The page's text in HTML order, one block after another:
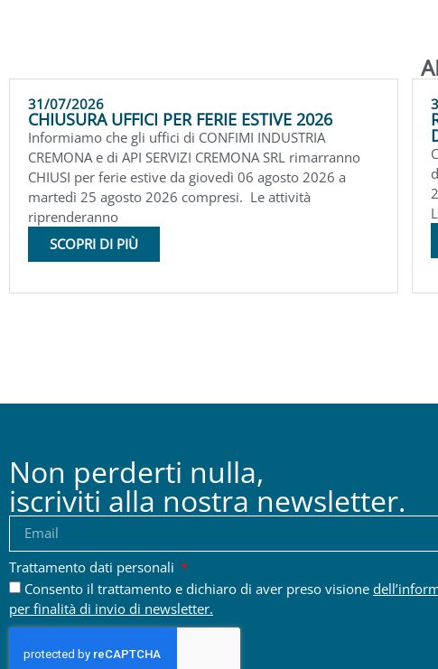
31/07/2026
CHIUSURA UFFICI PER FERIE ESTIVE 2026
Informiamo che gli uffici di CONFIMI INDUSTRIA
CREMONA e di API SERVIZI CREMONA SRL rimarranno
CHIUSI per ferie estive da giovedì 06 agosto 2026 a
martedì 25 agosto 2026 compresi. Le attività
riprenderanno
SCOPRI DI PIÙ
Non perderti nulla,
iscriviti alla nostra newsletter.
Trattamento dati personali
Consento il trattamento e dichiaro di aver preso visione
per finalità di invio di newsletter.